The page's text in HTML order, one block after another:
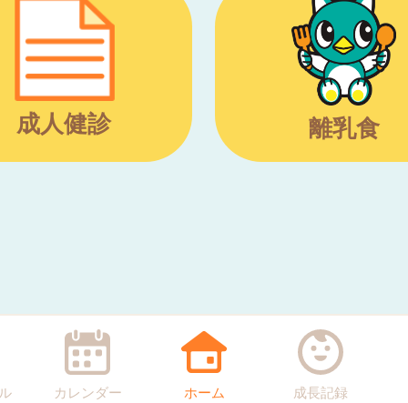
成人健診 離乳食
カレンダー ホーム 成長記録